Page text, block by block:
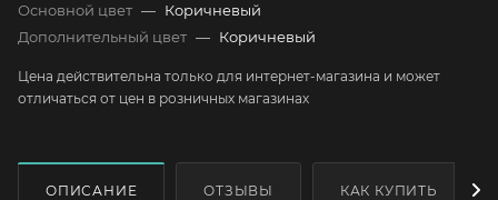
Основной цвет — Коричневый
Дополнительный цвет — Коричневый
Цена действительна только для интернет-магазина и может
отличаться от цен в розничных магазинах
ОПИСАНИЕ ОТЗЫВЫ КАК КУПИТЬ